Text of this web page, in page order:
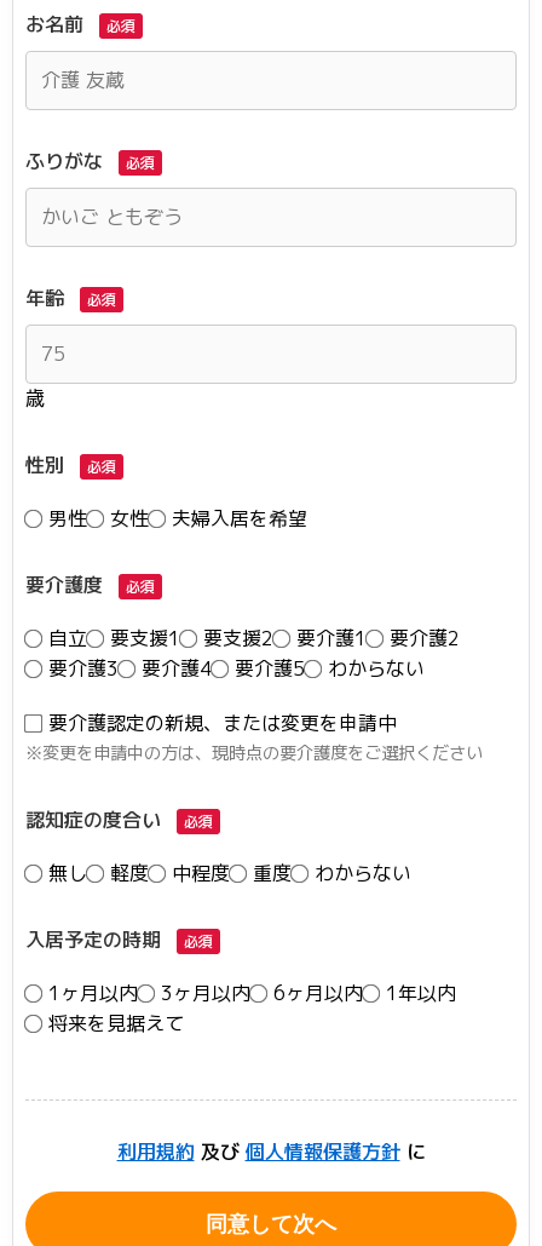
お名前 必須
ふりがな 必須
年齢 必須
歳
性別 必須
男性 女性 夫婦入居を希望
要介護度 必須
自立 要支援1 要支援2 要介護1
要介護2
要介護3
要介護4 要介護5 わからない
要介護認定の新規、または変更を申請中
※変更を申請中の方は、現時点の要介護度をご選択ください
認知症の度合い 必須
無し 軽度 中程度 重度 わからない
入居予定の時期 必須
1ヶ月以内 3ヶ月以内 6ヶ月以内
1年以内
将来を見据えて
利用規約 及び 個人情報保護方針に
同意して次へ